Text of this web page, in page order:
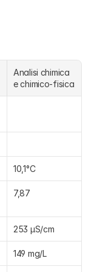
Analisi chimica
e chimico-fisica
10,1°C
7,87
253 µS/cm
149 mg/L